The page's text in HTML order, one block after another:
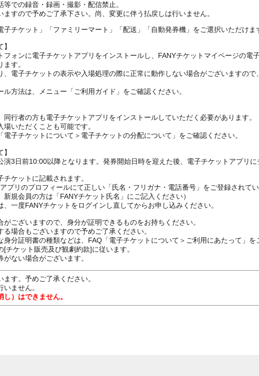
での録音・録画・撮影・配信禁止。
すので予めご了承下さい。尚、変更に伴う払戻しは行いません。
チケット」「ファミリーマート」「配送」「自動発券機」をご選択いただけま
フォンに電子チケットアプリをインストールし、FANYチケットマイページの電
す。
、電子チケットの表示や入場処理の際に正常に動作しない場合がございますの
方法は、メニュー「ご利用ガイド」をご確認ください。
行者の方も電子チケットアプリをインストールしていただく必要があります。
いただくことも可能です。
子チケットについて＞電子チケットの分配について」をご確認ください。
3日前10:00以降となります。発券開始日時を迎えた後、電子チケットアプリに
ケットに記載されます。
プリのプロフィールにて正しい「氏名・フリガナ・電話番号」をご登録されてい
新規会員の方は「FANYチケット氏名」にご記入ください）
、一度FANYチケットをログインし直してからお申し込みください。
ございますので、身分が証明できるものをお持ちください。
場合もございますので予めご了承ください。
分証明書の種類などは、FAQ「電子チケットについて＞ご利用にあたって」を
ケット販売及び観劇約款]に従います。
ない場合がございます。
す。予めご了承ください。
ません。
）はできません。